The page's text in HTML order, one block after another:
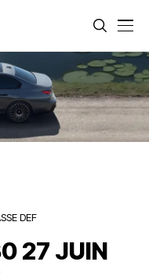
DEF
27 JUIN